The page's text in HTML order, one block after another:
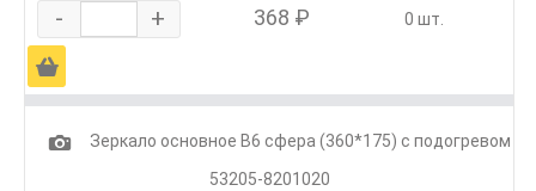
- + 368 ₽ 0 шт.
Ä
1
Зеркало основное В6 сфера (360*175) с подогревом
53205-8201020